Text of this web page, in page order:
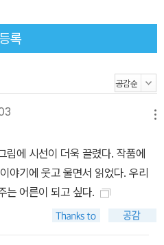
등록
림에 시선이 더욱 끌렸다. 작품에
야기에 웃고 울면서 읽었다. 우리
는 어른이 되고 싶다.